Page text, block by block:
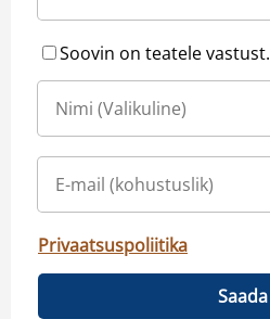
Soovin on teatele vastust.
Privaatsuspoliitika
Saada